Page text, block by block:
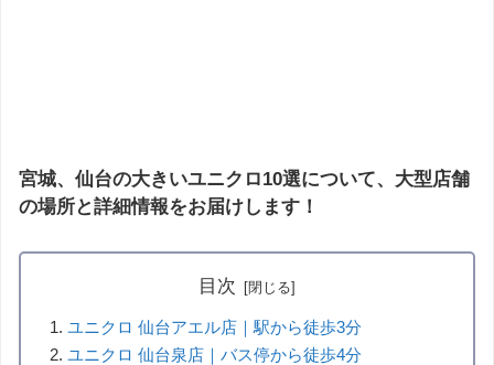
宮城、仙台の大きいユニクロ10選について、大型店舗
の場所と詳細情報をお届けします！
目次
ユニクロ 仙台アエル店｜駅から徒歩3分
ユニクロ 仙台泉店｜バス停から徒歩4分